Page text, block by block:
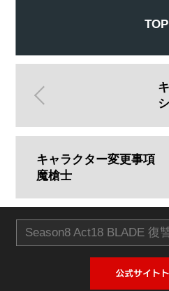
TOP
キャラクター変更事項
魔槍士
Season8 Act18 BLADE 復